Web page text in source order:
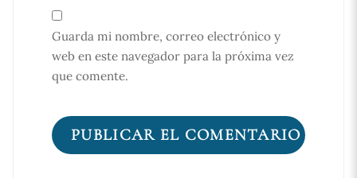
Guarda mi nombre, correo electrónico y
web en este navegador para la próxima vez
que comente.